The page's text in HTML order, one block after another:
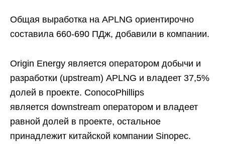
Общая выработка на APLNG ориентирочно
составила 660-690 ПДж, добавили в компании.
Origin Energy является оператором добычи и
разработки (upstream) APLNG и владеет 37,5%
долей в проекте. ConocoPhillips
является downstream оператором и владеет
равной долей в проекте, остальное
принадлежит китайской компании Sinopec.